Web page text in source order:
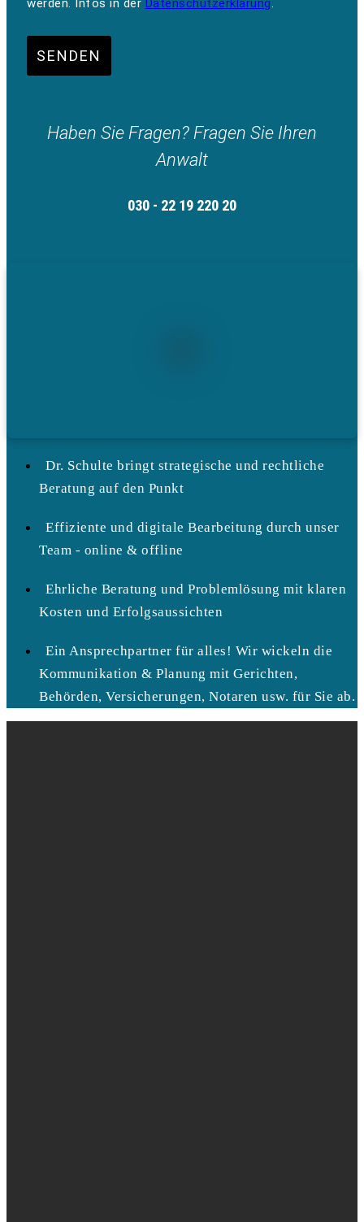
werden. Infos in der Datenschutzerklärung.
SENDEN
Haben Sie Fragen? Fragen Sie Ihren
Anwalt
030 - 22 19 220 20
Dr. Schulte bringt strategische und rechtliche
Beratung auf den Punkt
Effiziente und digitale Bearbeitung durch unser
Team - online & offline
Ehrliche Beratung und Problemlösung mit klaren
Kosten und Erfolgsaussichten
Ein Ansprechpartner für alles! Wir wickeln die
Kommunikation & Planung mit Gerichten,
Behörden, Versicherungen, Notaren usw. für Sie ab.